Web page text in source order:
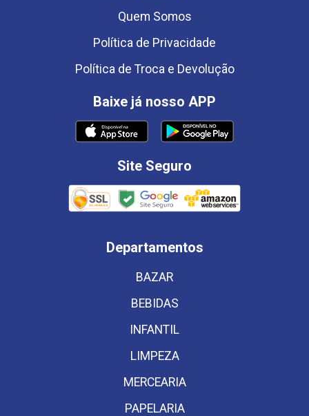
Quem Somos
Política de Privacidade
Política de Troca e Devolução
Baixe já nosso APP
Site Seguro
Departamentos
BAZAR
BEBIDAS
INFANTIL
LIMPEZA
MERCEARIA
PAPELARIA